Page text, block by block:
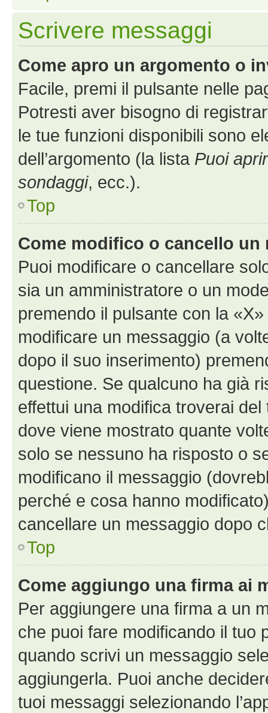
Scrivere messaggi
Come apro un argomento o
Facile, premi il pulsante nelle
Potresti aver bisogno di
le tue funzioni disponibili sono
dell’argomento (la lista Puoi
sondaggi, ecc.).
Top
Come modifico o cancello un
Puoi modificare o cancellare
sia un amministratore o un
premendo il pulsante con la
modificare un messaggio (a
dopo il suo inserimento)
questione. Se qualcuno ha già
effettui una modifica troverai
dove viene mostrato quante
solo se nessuno ha risposto o
modificano il messaggio
perché e cosa hanno
cancellare un messaggio dopo
Top
Come aggiungo una firma ai
Per aggiungere una firma a un
che puoi fare modificando il tuo
quando scrivi un messaggio
aggiungerla. Puoi anche
tuoi messaggi selezionando